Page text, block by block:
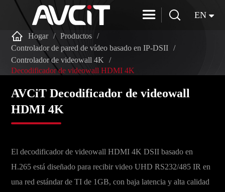
  EN
AVCiT Decodificador de videowall
HDMI 4K
El decodificador de videowall HDMI 4K DSII basado en
H.265 está diseñado para recibir video UHD RS232/485 IR en
una red estándar de TI de 1GB, con baja latencia y alta calidad
 Hogar
Productos
Controlador de pared de vídeo basado en IP-DSII
Controlador de videowall 4K
Decodificador de videowall HDMI 4K